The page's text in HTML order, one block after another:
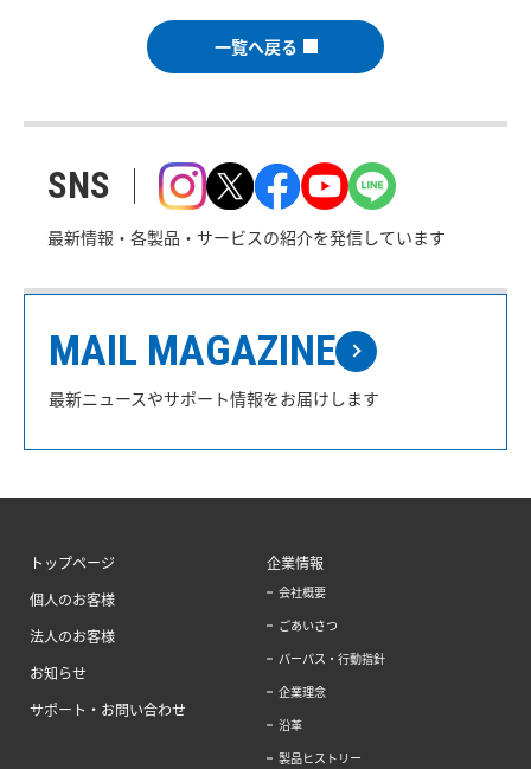
一覧へ戻る
SNS
最新情報・各製品・サービスの紹介を発信しています
MAIL MAGAZINE
最新ニュースやサポート情報をお届けします
トップページ
個人のお客様
法人のお客様
お知らせ
サポート・お問い合わせ
企業情報
会社概要
ごあいさつ
パーパス・行動指針
企業理念
沿革
製品ヒストリー